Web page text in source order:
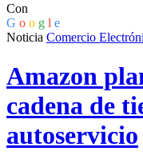
Con
G o o g l e
Noticia Comercio
Amazon
cadena de
autoservicio